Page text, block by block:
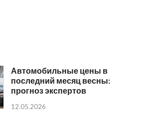
Автомобильные цены в
последний месяц весны:
прогноз экспертов
12.05.2026